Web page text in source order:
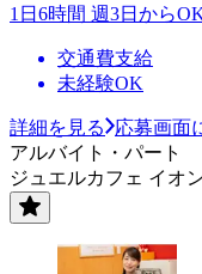
1日6時間 週3日から
交通費支給
未経験OK
詳細を見る
応募画面
アルバイト・パート
ジュエルカフェ イオ